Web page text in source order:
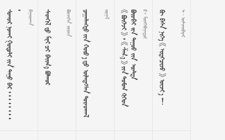


































  
      
        

















































   
       